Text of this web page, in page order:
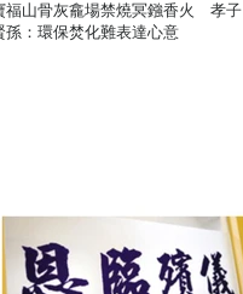
福山骨灰龕場禁燒冥鏹香火 孝子
孫：環保焚化難表達心意